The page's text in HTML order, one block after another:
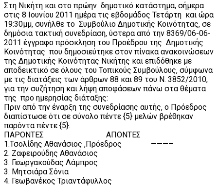
Στη Νικήτη και στο πρώην δημοτικό κατάστημα, σήμερα
στις 8 Ιουνίου 2011 ημέρα τις εβδομάδος Τετάρτη και ώρα
19:30μμ, συνήλθε το Συμβούλιο Δημοτικής Κοινότητας, σε
δημόσια τακτική συνεδρίαση, ύστερα από την 8369/06-06-
2011 έγγραφο πρόσκληση του Προέδρου της Δημοτικής
Κοινότητας που δημοσιεύτηκε στον πίνακα ανακοινώσεων
της Δημοτικής Κοινότητας Νικήτης και επιδόθηκε με
αποδεικτικό σε όλους του Τοπικούς Συμβούλους, σύμφωνα
με τις διατάξεις των άρθρων 88 και 89 του Ν. 3852/2010,
για την συζήτηση και λήψη αποφάσεων πάνω στα θέματα
της προ ημερησίας διάταξης:
Πριν από την έναρξη της συνεδρίασης αυτής, ο Πρόεδρος
διαπίστωσε ότι σε σύνολο πέντε {5} μελών βρέθηκαν
παρόντα πέντε {5}.
ΠΑΡΟΝΤΕΣ ΑΠΟΝΤΕΣ
1.Τσολίδης Αθανάσιος ,Πρόεδρος ———–
2. Ζαφειρούδης Αθανάσιος
3. Γεωργακούδας Λάμπρος
3. Μητσιάρα Σόνια
4. Γεωβανέκος Τριαντάφυλλος